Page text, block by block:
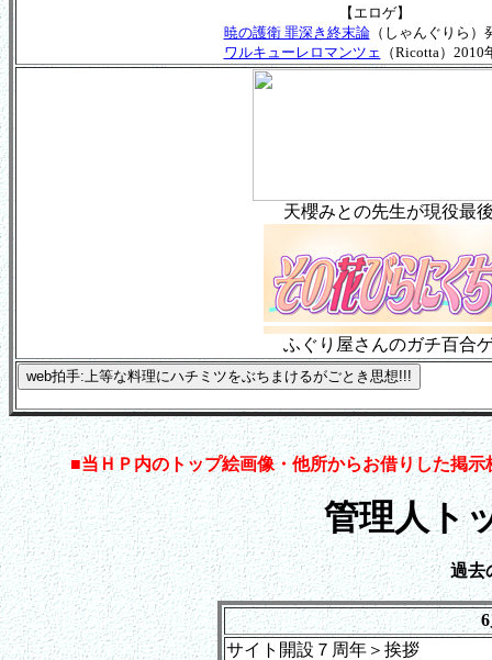
【エロゲ】
暁の護衛 罪深き終末論（しゃんぐりら）
ワルキューレロマンツェ （Ricotta）2010
天櫻みとの先生が現役最
ふぐり屋さんのガチ百合
■当ＨＰ内のトップ絵画像・他所からお借りした掲
管理人ト
過去
サイト開設７周年＞挨拶